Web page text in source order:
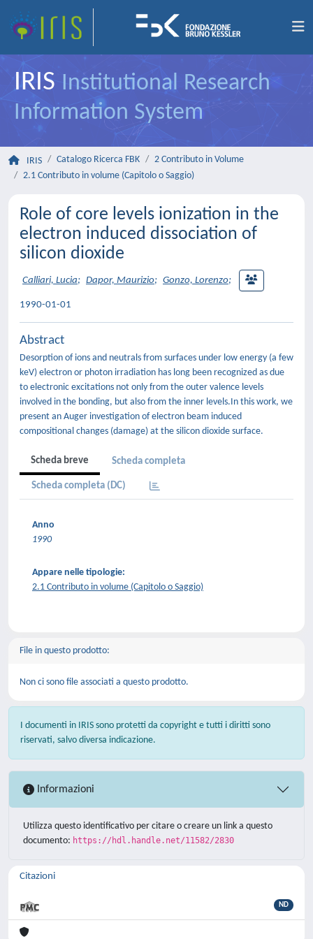
IRIS Institutional Research
Information System
IRIS Catalogo Ricerca FBK
2 Contributo in Volume
2.1 Contributo in volume (Capitolo o Saggio)
Role of core levels ionization in the
electron induced dissociation of
silicon dioxide
Calliari, Lucia; Dapor, Maurizio; Gonzo, Lorenzo;
1990-01-01
Abstract
Desorption of ions and neutrals from surfaces under low energy (a few
keV) electron or photon irradiation has long been recognized as due
to electronic excitations not only from the outer valence levels
involved in the bonding, but also from the inner levels.In this work, we
present an Auger investigation of electron beam induced
compositional changes (damage) at the silicon dioxide surface.
Scheda breve Scheda completa
Scheda completa (DC)
Anno
1990
Appare nelle tipologie:
2.1 Contributo in volume (Capitolo o Saggio)
File in questo prodotto:
Non ci sono file associati a questo prodotto.
I documenti in IRIS sono protetti da copyright e tutti i diritti sono
riservati, salvo diversa indicazione.
Informazioni
Utilizza questo identificativo per citare o creare un link a questo
documento: https://hdl.handle.net/11582/2830
Citazioni
ND